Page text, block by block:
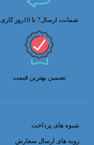
ضمانت ارسال7 تا 10روز کاری
تضمین بهترین قیمت
شیوه های پرداخت
رویه های ارسال سفارش